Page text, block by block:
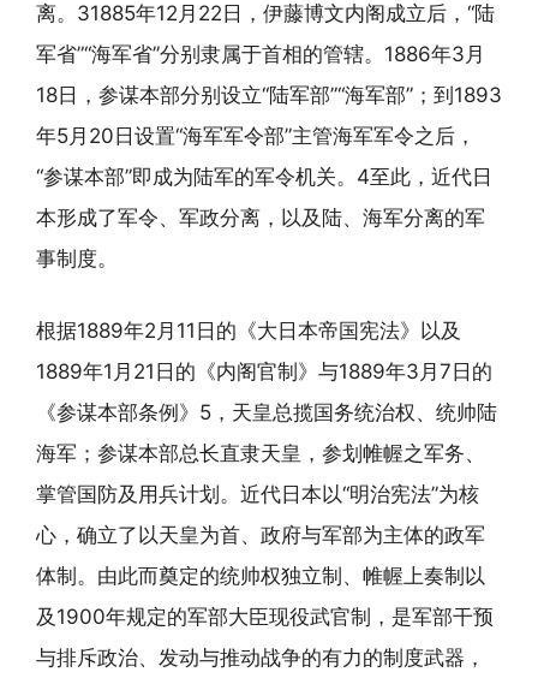
离。31885年12月22日，伊藤博文内阁成立后，“陆
军省”“海军省”分别隶属于首相的管辖。1886年3月
18日，参谋本部分别设立“陆军部”“海军部”；到1893
年5月20日设置“海军军令部”主管海军军令之后，
“参谋本部”即成为陆军的军令机关。4至此，近代日
本形成了军令、军政分离，以及陆、海军分离的军
事制度。
根据1889年2月11日的《大日本帝国宪法》以及
1889年1月21日的《内阁官制》与1889年3月7日的
《参谋本部条例》5，天皇总揽国务统治权、统帅陆
海军；参谋本部总长直隶天皇，参划帷幄之军务、
掌管国防及用兵计划。近代日本以“明治宪法”为核
心，确立了以天皇为首、政府与军部为主体的政军
体制。由此而奠定的统帅权独立制、帷幄上奏制以
及1900年规定的军部大臣现役武官制，是军部干预
与排斥政治、发动与推动战争的有力的制度武器，